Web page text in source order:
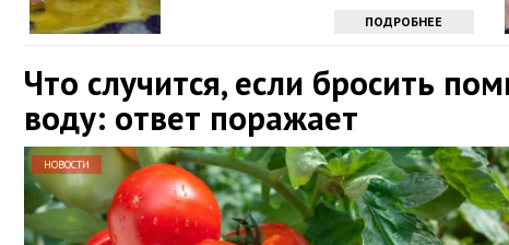
ПОДРОБНЕЕ
Что случится, если бросить
воду: ответ поражает
НОВОСТИ